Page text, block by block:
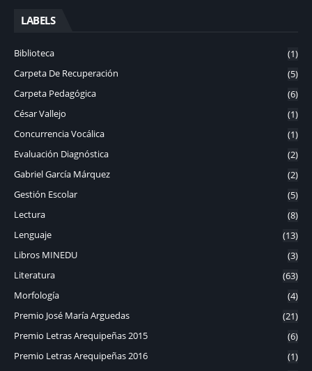
LABELS
Biblioteca
(1)
Carpeta De Recuperación
(5)
Carpeta Pedagógica
(6)
César Vallejo
(1)
Concurrencia Vocálica
(1)
Evaluación Diagnóstica
(2)
Gabriel García Márquez
(2)
Gestión Escolar
(5)
Lectura
(8)
Lenguaje
(13)
Libros MINEDU
(3)
Literatura
(63)
Morfología
(4)
Premio José María Arguedas
(21)
Premio Letras Arequipeñas 2015
(6)
Premio Letras Arequipeñas 2016
(1)